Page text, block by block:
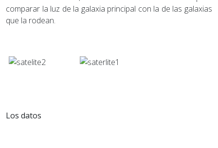
comparar la luz de la galaxia principal con la de las galaxias
que la rodean.
Los datos